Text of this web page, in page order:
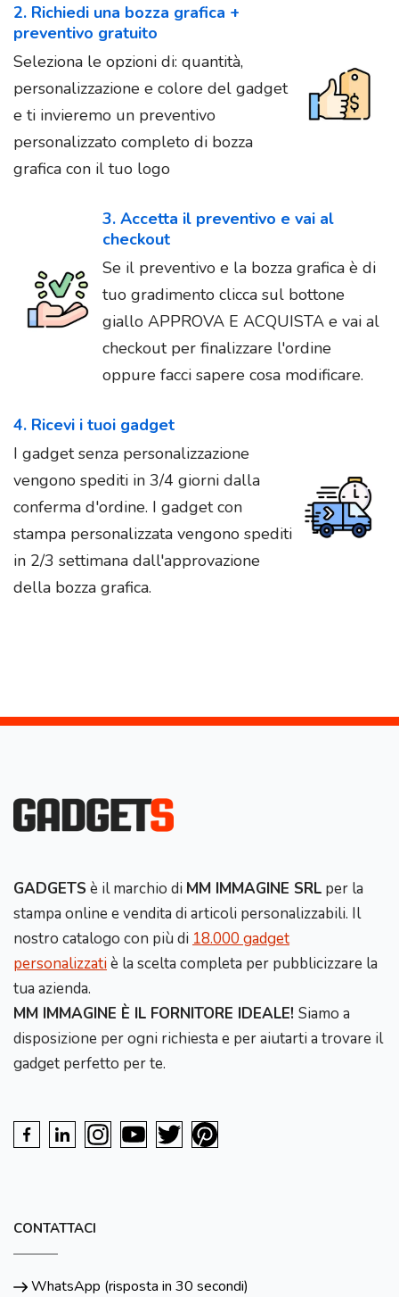
2. Richiedi una bozza grafica +
preventivo gratuito
Seleziona le opzioni di: quantità,
personalizzazione e colore del gadget
e ti invieremo un preventivo
personalizzato completo di bozza
grafica con il tuo logo
3. Accetta il preventivo e vai al
checkout
Se il preventivo e la bozza grafica è di
tuo gradimento clicca sul bottone
giallo APPROVA E ACQUISTA e vai al
checkout per finalizzare l'ordine
oppure facci sapere cosa modificare.
4. Ricevi i tuoi gadget
I gadget senza personalizzazione
vengono spediti in 3/4 giorni dalla
conferma d'ordine. I gadget con
stampa personalizzata vengono spediti
in 2/3 settimana dall'approvazione
della bozza grafica.
GADGETS è il marchio di MM IMMAGINE SRL per la
stampa online e vendita di articoli personalizzabili. Il
nostro catalogo con più di 18.000 gadget
personalizzatiè la scelta completa per pubblicizzare la
tua azienda.
MM IMMAGINE È IL FORNITORE IDEALE! Siamo a
disposizione per ogni richiesta e per aiutarti a trovare il
gadget perfetto per te.
CONTATTACI
WhatsApp (risposta in 30 secondi)